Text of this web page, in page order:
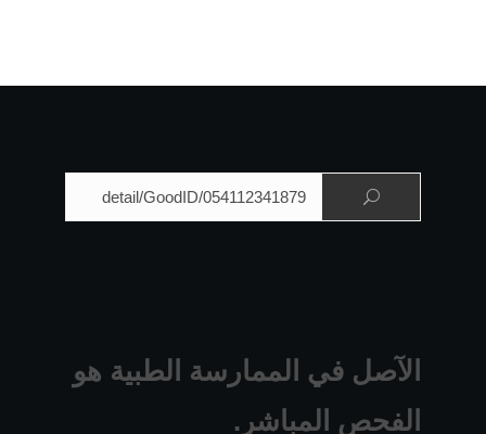
الآصل في الممارسة الطبية هو
الفحص المباشر.